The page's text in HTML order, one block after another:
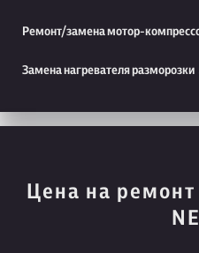
Ремонт/замена мотор-
Замена нагревателя разморозки
Цена на